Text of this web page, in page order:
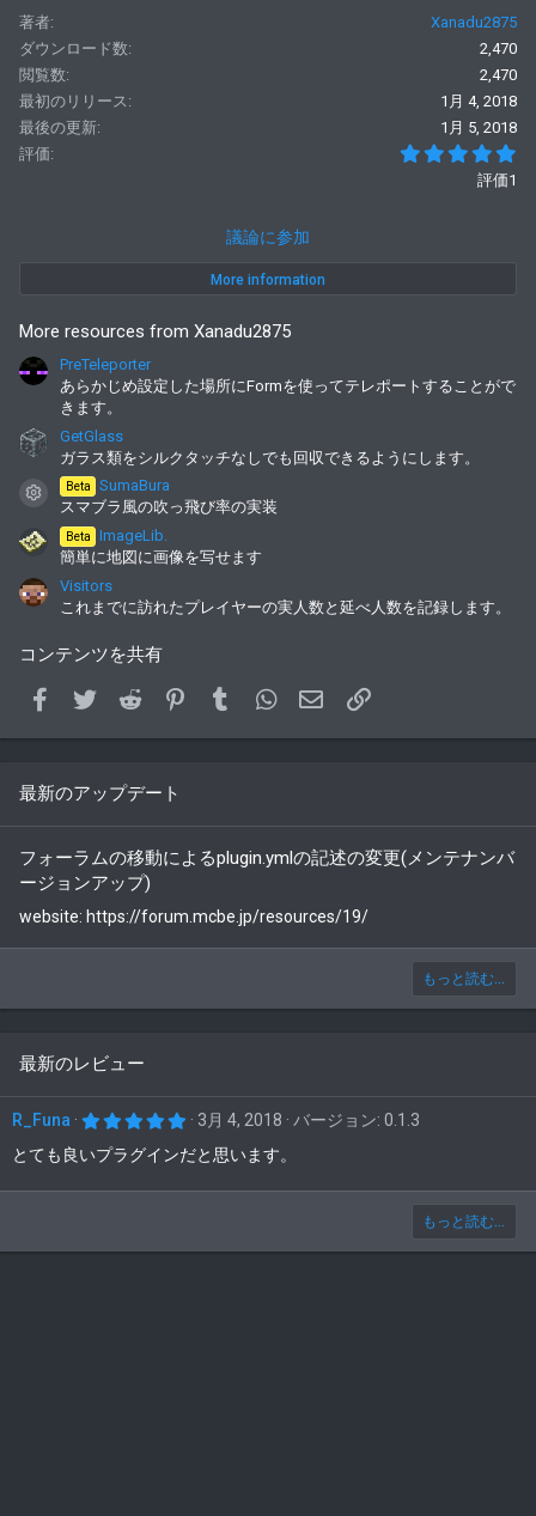
t
i
o
n
s
:
著者
Xanadu2875
ダウンロード数
2,470
閲覧数
2,470
最初のリリース
1月 4, 2018
最後の更新
1月 5, 2018
評価
評価1
議論に参加
More information
More resources from Xanadu2875
PreTeleporter
あらかじめ設定した場所にFormを使ってテレポートすることがで
きます。
GetGlass
ガラス類をシルクタッチなしでも回収できるようにします。
コンテンツアイコン
Beta
SumaBura
スマブラ風の吹っ飛び率の実装
Beta
ImageLib.
簡単に地図に画像を写せます
Visitors
これまでに訪れたプレイヤーの実人数と延べ人数を記録します。
コンテンツを共有
Facebook
TwitterReddit PinterestTumblrWhatsAppメールアドレス
Link
最新のアップデート
フォーラムの移動によるplugin.ymlの記述の変更(メンテナンバ
ージョンアップ)
website: https://forum.mcbe.jp/resources/19/
もっと読む...
最新のレビュー
R_Funa
5
0
つ
3月 4, 2018
バージョン: 0.1.3
とても良いプラグインだと思います。
もっと読む...